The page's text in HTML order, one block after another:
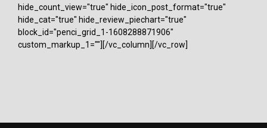
hide_count_view="true" hide_icon_post_format="true"
hide_cat="true" hide_review_piechart="true"
block_id="penci_grid_1-1608288871906"
custom_markup_1=""][/vc_column][/vc_row]